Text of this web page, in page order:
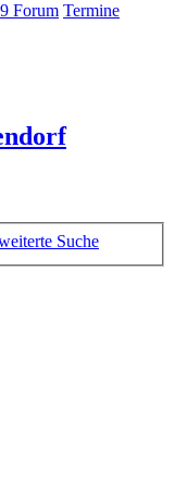
Forum Termine
Suche